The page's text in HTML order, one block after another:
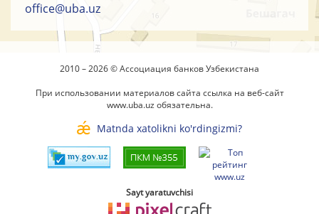
office@uba.uz
2010 – 2026 © Ассоциация банков Узбекистана
При использовании материалов сайта ссылка на веб-сайт
www.uba.uz обязательна.
Matnda xatolikni ko'rdingizmi?
Sayt yaratuvchisi